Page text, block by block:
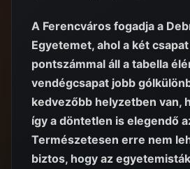
A Ferencváros fogadja a
Egyetemet, ahol a két
pontszámmal áll a tabella
vendégcsapat jobb
kedvezőbb helyzetben van,
így a döntetlen is elegendő
Természetesen erre nem
biztos, hogy az